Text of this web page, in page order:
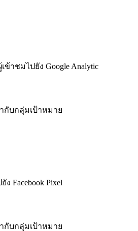
าชมไปยัง Google Analytic
กับกลุ่มเป้าหมาย
Facebook Pixel
กับกลุ่มเป้าหมาย